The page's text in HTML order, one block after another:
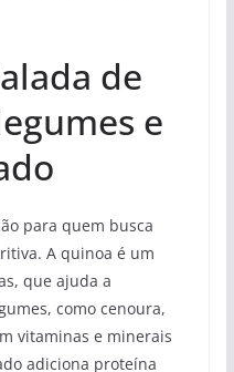
de
e
para quem busca
A quinoa é um
que ajuda a
como cenoura,
vitaminas e minerais
adiciona proteína